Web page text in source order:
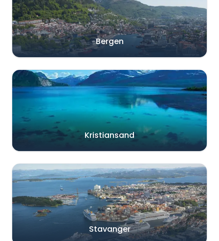
Bergen
Kristiansand
Stavanger